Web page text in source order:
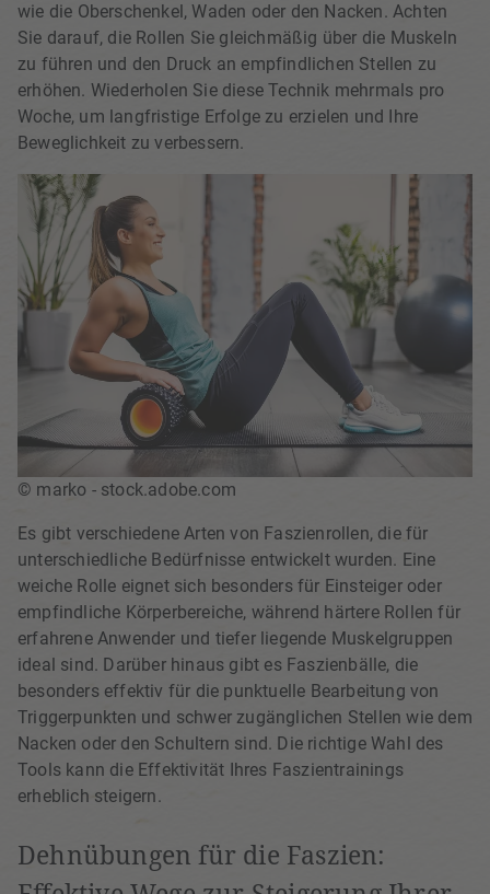
wie die Oberschenkel, Waden oder den Nacken. Achten
Sie darauf, die Rollen Sie gleichmäßig über die Muskeln
zu führen und den Druck an empfindlichen Stellen zu
erhöhen. Wiederholen Sie diese Technik mehrmals pro
Woche, um langfristige Erfolge zu erzielen und Ihre
Beweglichkeit zu verbessern.
© marko - stock.adobe.com
Es gibt verschiedene Arten von Faszienrollen, die für
unterschiedliche Bedürfnisse entwickelt wurden. Eine
weiche Rolle eignet sich besonders für Einsteiger oder
empfindliche Körperbereiche, während härtere Rollen für
erfahrene Anwender und tiefer liegende Muskelgruppen
ideal sind. Darüber hinaus gibt es Faszienbälle, die
besonders effektiv für die punktuelle Bearbeitung von
Triggerpunkten und schwer zugänglichen Stellen wie dem
Nacken oder den Schultern sind. Die richtige Wahl des
Tools kann die Effektivität Ihres Faszientrainings
erheblich steigern.
Dehnübungen für die Faszien: